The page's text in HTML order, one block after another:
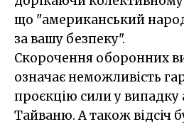
що "американський
за вашу безпеку".
Скорочення оборонних
означає неможливість
проєкцію сили у випадку
Тайваню. А також відсіч